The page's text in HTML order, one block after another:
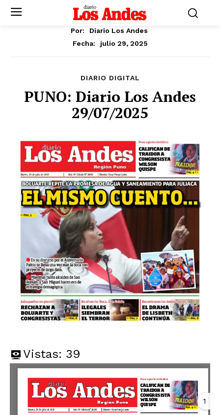
Por:
Diario Los Andes
Fecha:
julio 29, 2025
DIARIO DIGITAL
PUNO: Diario Los Andes
29/07/2025
Vistas: 39
1